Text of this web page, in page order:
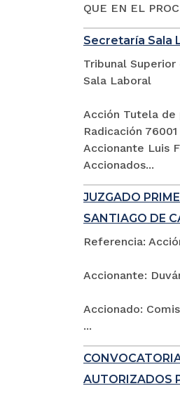
QUE EN EL
Secretaría Sala
Tribunal
Sala Laboral
Acción Tutela de
Radicación
Accionante Luis
Accionados...
JUZGADO
SANTIAGO DE
Referencia:
Accionante:
Accionado:
...
AUTORIZADOS